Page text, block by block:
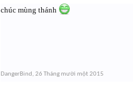
chúc mùng thánh
DangerBind , 26 Tháng mười một 2015